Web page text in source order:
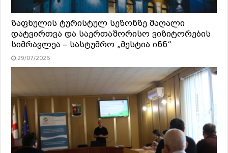
ზაფხულის ტურისტულ სეზონზე მაღალი
დატვირთვა და საერთაშორისო ვიზიტორების
სიმრავლეა – სასტუმრო „მესტია ინნ“
29/07/2026